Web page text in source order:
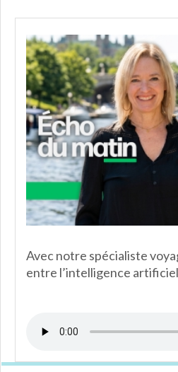
Avec notre spécialiste
entre l’intelligence